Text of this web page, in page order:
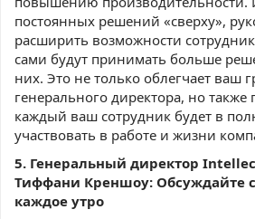
постоянных решений «сверху»,
расширить возможности
сами будут принимать больше
них. Это не только облегчает ваш
генерального директора, но также
каждый ваш сотрудник будет в
участвовать в работе и жизни
5. Генеральный директор
Тиффани Креншоу: Обсуждайте
каждое утро